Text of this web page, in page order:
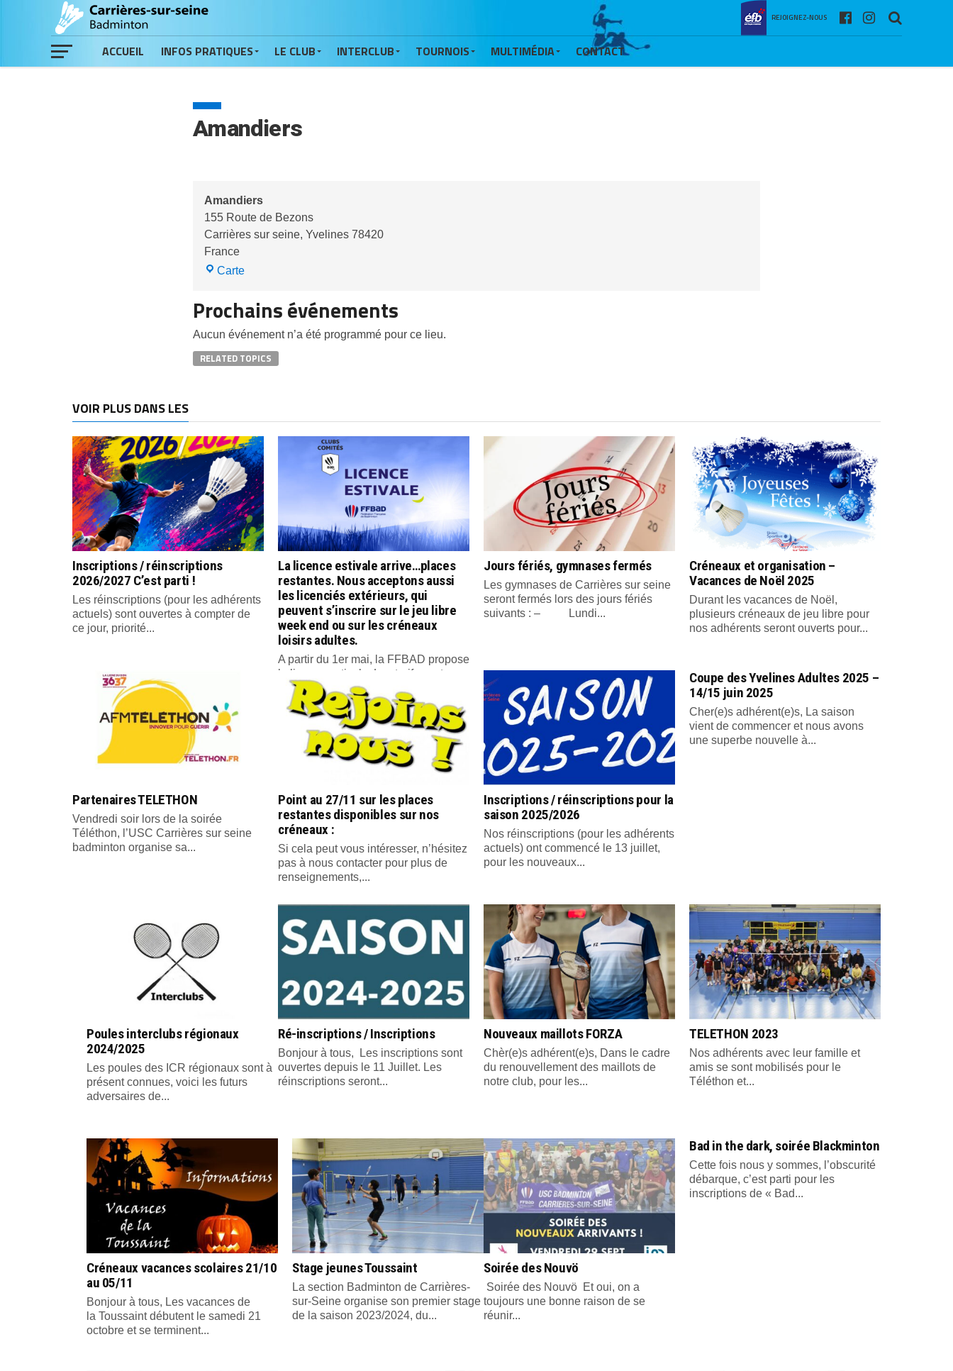
REJOIGNEZ-NOUS
ACCUEIL INFOS PRATIQUES LE CLUB INTERCLUB TOURNOIS MULTIMÉDIA CONTACT
Amandiers
Amandiers
155 Route de Bezons
Carrières sur seine, Yvelines 78420
France
Carte
Prochains événements
Aucun événement n’a été programmé pour ce lieu.
RELATED TOPICS
VOIR PLUS DANS LES
Inscriptions / réinscriptions
2026/2027 C’est parti !
Les réinscriptions (pour les adhérents
actuels) sont ouvertes à compter de
ce jour, priorité...
La licence estivale arrive…places
restantes. Nous acceptons aussi
les licenciés extérieurs, qui
peuvent s’inscrire sur le jeu libre
week end ou sur les créneaux
loisirs adultes.
A partir du 1er mai, la FFBAD propose
la licence estivale. Les tarifs sont...
Jours fériés, gymnases fermés
Les gymnases de Carrières sur seine
seront fermés lors des jours fériés
suivants : – Lundi...
Créneaux et organisation –
Vacances de Noël 2025
Durant les vacances de Noël,
plusieurs créneaux de jeu libre pour
nos adhérents seront ouverts pour...
Partenaires TELETHON
Vendredi soir lors de la soirée
Téléthon, l’USC Carrières sur seine
badminton organise sa...
Point au 27/11 sur les places
restantes disponibles sur nos
créneaux :
Si cela peut vous intéresser, n’hésitez
pas à nous contacter pour plus de
renseignements,...
Inscriptions / réinscriptions pour la
saison 2025/2026
Nos réinscriptions (pour les adhérents
actuels) ont commencé le 13 juillet,
pour les nouveaux...
Coupe des Yvelines Adultes 2025 –
14/15 juin 2025
Cher(e)s adhérent(e)s, La saison
vient de commencer et nous avons
une superbe nouvelle à...
Poules interclubs régionaux
2024/2025
Les poules des ICR régionaux sont à
présent connues, voici les futurs
adversaires de...
Ré-inscriptions / Inscriptions
Bonjour à tous, Les inscriptions sont
ouvertes depuis le 11 Juillet. Les
réinscriptions seront...
Nouveaux maillots FORZA
Chèr(e)s adhérent(e)s, Dans le cadre
du renouvellement des maillots de
notre club, pour les...
TELETHON 2023
Nos adhérents avec leur famille et
amis se sont mobilisés pour le
Téléthon et...
Créneaux vacances scolaires 21/10
au 05/11
Bonjour à tous, Les vacances de
la Toussaint débutent le samedi 21
octobre et se terminent...
Stage jeunes Toussaint
La section Badminton de Carrières-
sur-Seine organise son premier stage
de la saison 2023/2024, du...
Soirée des Nouvö
Soirée des Nouvö Et oui, on a
toujours une bonne raison de se
réunir...
Bad in the dark, soirée Blackminton
Cette fois nous y sommes, l’obscurité
débarque, c’est parti pour les
inscriptions de « Bad...